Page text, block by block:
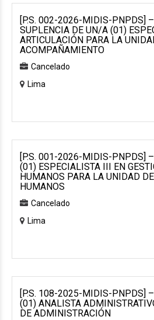
[P.S. 002-2026-MIDIS-PNPDS]
SUPLENCIA DE UN/A (01)
ARTICULACIÓN PARA LA
ACOMPAÑAMIENTO
Cancelado
Lima
[P.S. 001-2026-MIDIS-PNPDS]
(01) ESPECIALISTA III EN
HUMANOS PARA LA UNIDAD
HUMANOS
Cancelado
Lima
[P.S. 108-2025-MIDIS-PNPDS]
(01) ANALISTA
DE ADMINISTRACIÓN